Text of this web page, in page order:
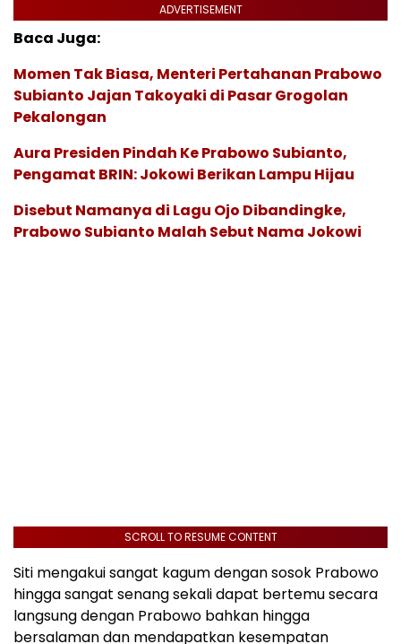
ADVERTISEMENT
Baca Juga:
Momen Tak Biasa, Menteri Pertahanan Prabowo
Subianto Jajan Takoyaki di Pasar Grogolan
Pekalongan
Aura Presiden Pindah Ke Prabowo Subianto,
Pengamat BRIN: Jokowi Berikan Lampu Hijau
Disebut Namanya di Lagu Ojo Dibandingke,
Prabowo Subianto Malah Sebut Nama Jokowi
SCROLL TO RESUME CONTENT
Siti mengakui sangat kagum dengan sosok Prabowo
hingga sangat senang sekali dapat bertemu secara
langsung dengan Prabowo bahkan hingga
bersalaman dan mendapatkan kesempatan